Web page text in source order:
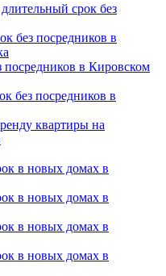
срок без
без посредников в
в Кировском
без посредников в
квартиры на
в новых домах в
в новых домах в
в новых домах в
в новых домах в